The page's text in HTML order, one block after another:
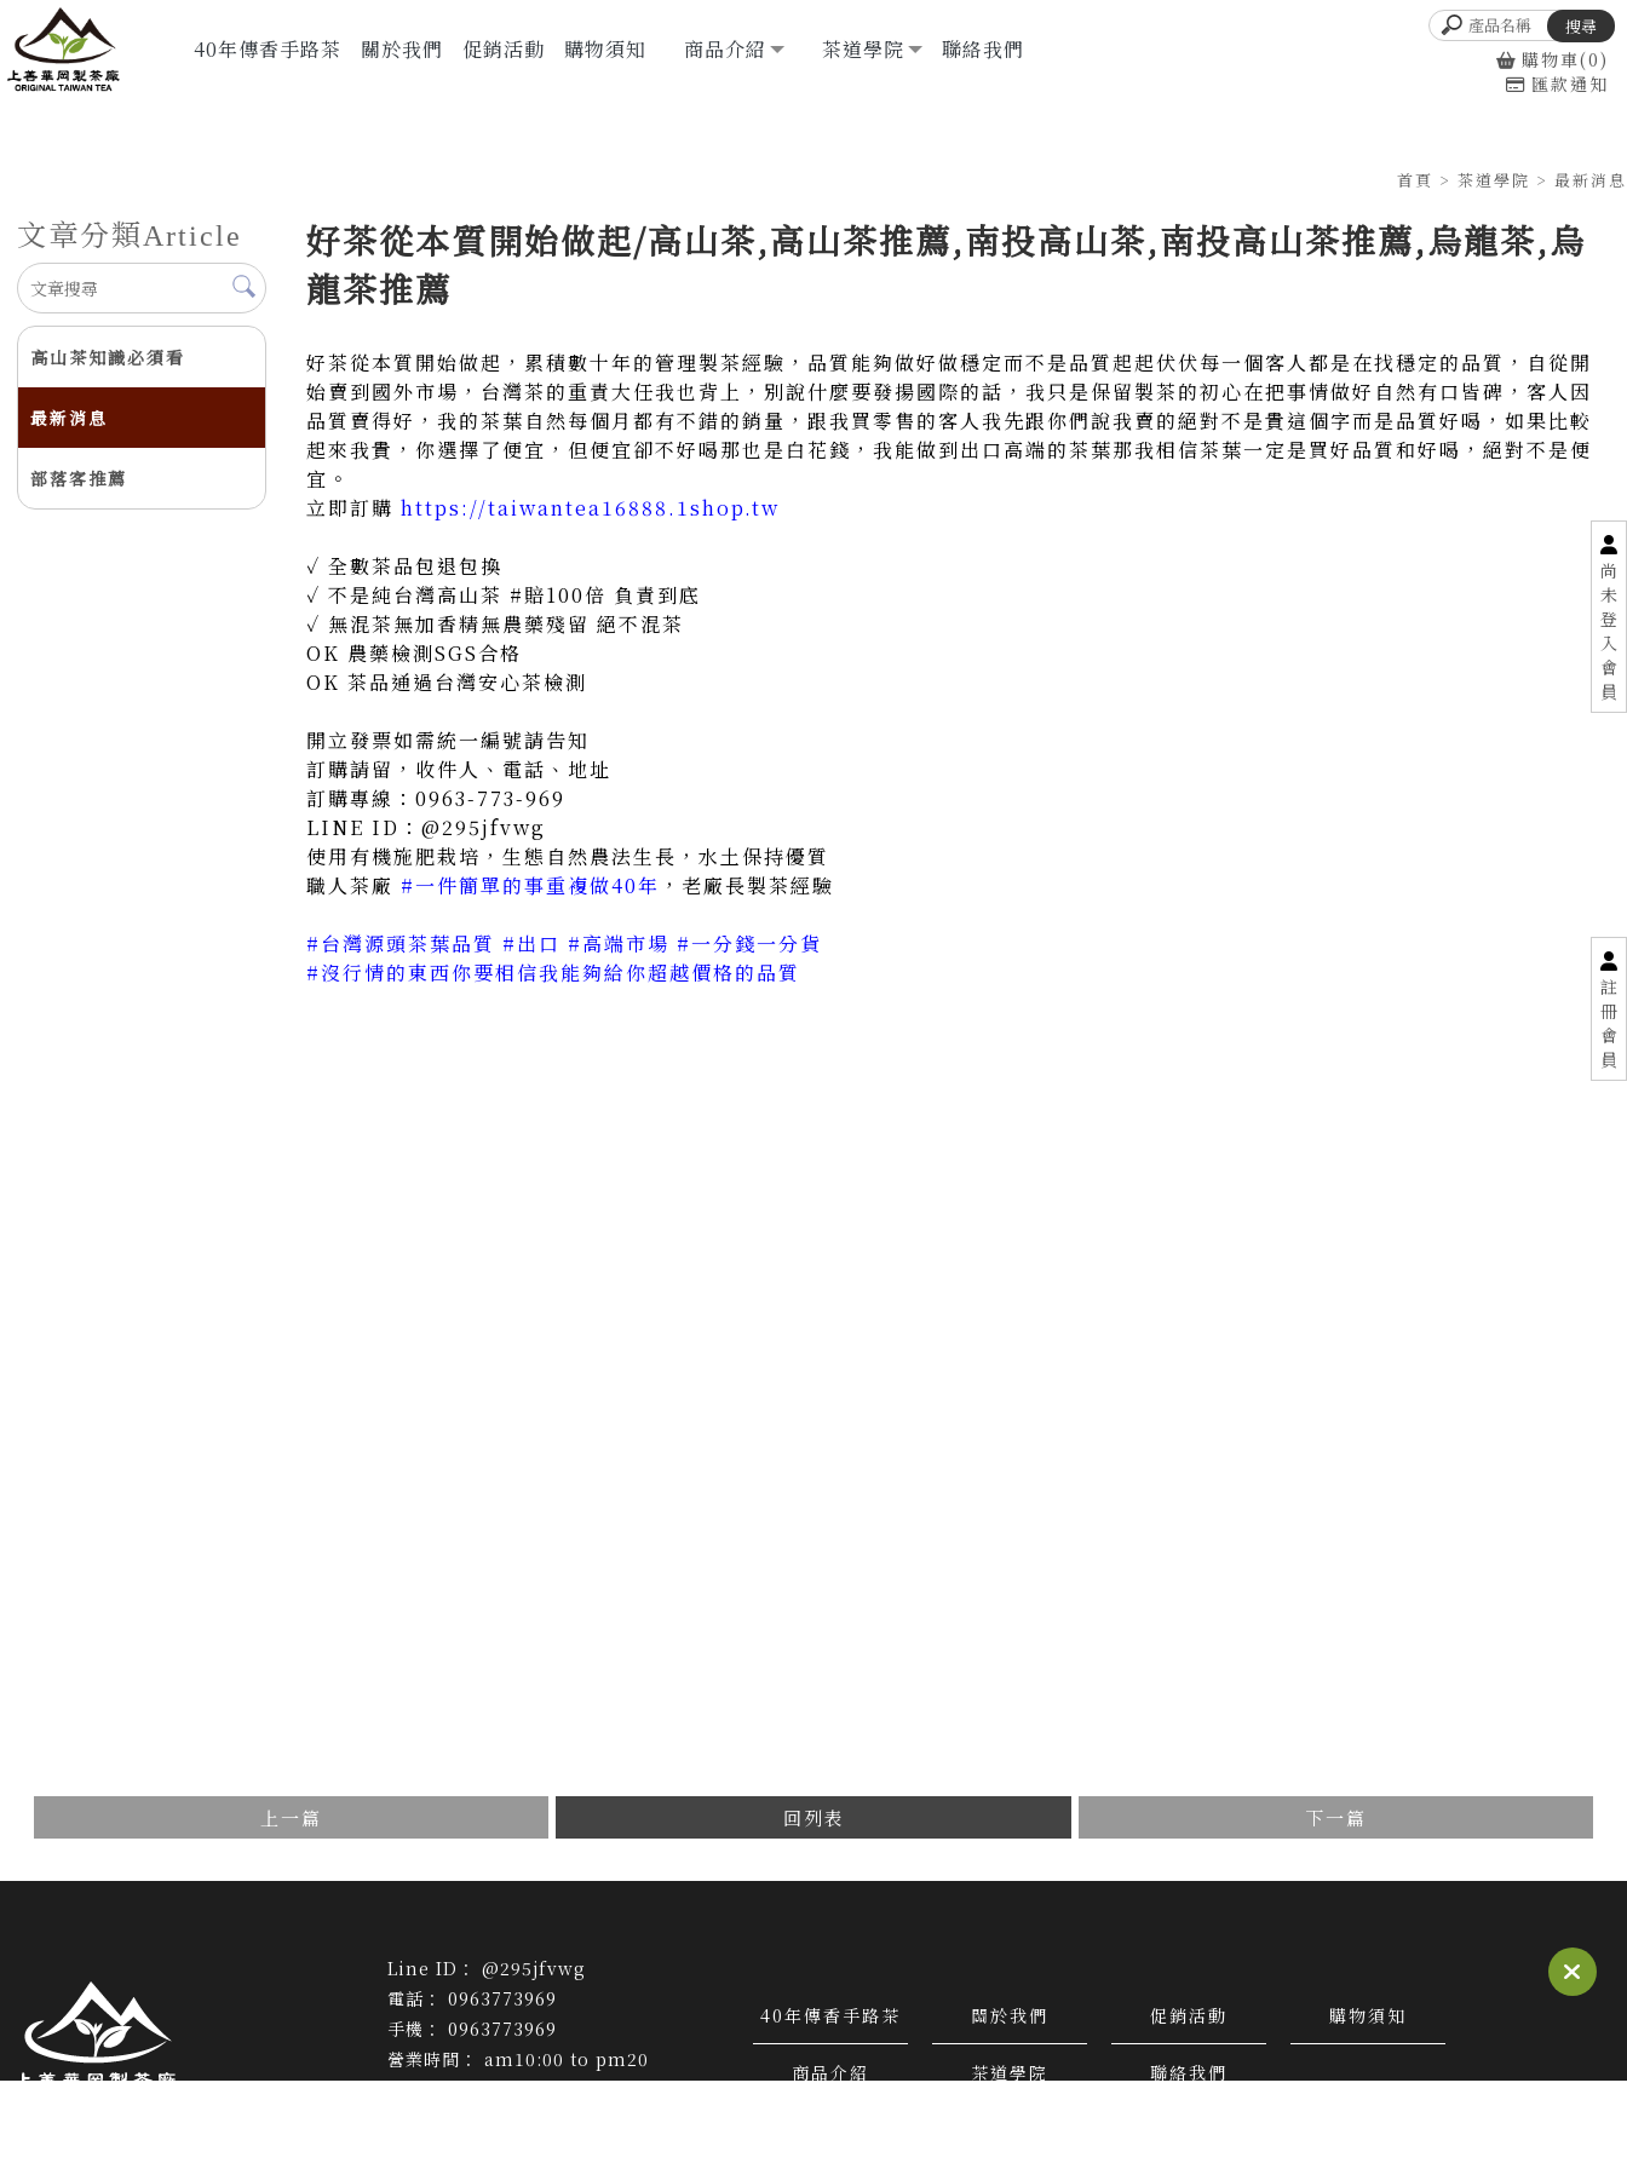
尚
未
登
入
會
員
註
冊
會
員
購物車(0)
匯款通知
40年傳香手路茶 關於我們 促銷活動 購物須知 商品介紹 茶道學院 聯絡我們
首頁 > 茶道學院 > 最新消息
文章分類Article
高山茶知識必須看
最新消息
部落客推薦
好茶從本質開始做起/高山茶,高山茶推薦,南投高山茶,南投高山茶推薦,烏龍茶,烏
龍茶推薦
好茶從本質開始做起，累積數十年的管理製茶經驗，品質能夠做好做穩定而不是品質起起伏伏每一個客人都是在找穩定的品質，自從開
始賣到國外市場，台灣茶的重責大任我也背上，別說什麼要發揚國際的話，我只是保留製茶的初心在把事情做好自然有口皆碑，客人因
品質賣得好，我的茶葉自然每個月都有不錯的銷量，跟我買零售的客人我先跟你們說我賣的絕對不是貴這個字而是品質好喝，如果比較
起來我貴，你選擇了便宜，但便宜卻不好喝那也是白花錢，我能做到出口高端的茶葉那我相信茶葉一定是買好品質和好喝，絕對不是便
宜。
立即訂購 https://taiwantea16888.1shop.tw
✓ 全數茶品包退包換
✓ 不是純台灣高山茶 #賠100倍 負責到底
✓ 無混茶無加香精無農藥殘留 絕不混茶
OK 農藥檢測SGS合格
OK 茶品通過台灣安心茶檢測
開立發票如需統一編號請告知
訂購請留，收件人、電話、地址
訂購專線：0963-773-969
LINE ID：@295jfvwg
使用有機施肥栽培，生態自然農法生長，水土保持優質
職人茶廠 #一件簡單的事重複做40年 ，老廠長製茶經驗
#台灣源頭茶葉品質 #出口 #高端市場 #一分錢一分貨
#沒行情的東西你要相信我能夠給你超越價格的品質
上一篇 回列表 下一篇
@295jfvwg
0963773969
0963773969
am10:00 to pm20
40年傳香手路茶 關於我們 促銷活動 購物須知
商品介紹 茶道學院 聯絡我們